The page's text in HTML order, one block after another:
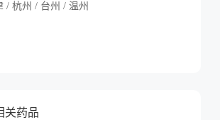
/ 杭州 / 台州 / 温州
关药品